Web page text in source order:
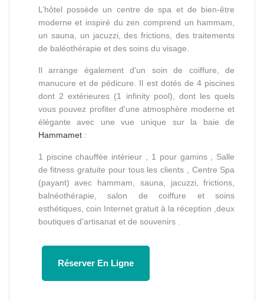
L’hôtel possède un centre de spa et de bien-être
moderne et inspiré du zen comprend un hammam,
un sauna, un jacuzzi, des frictions, des traitements
de baléothérapie et des soins du visage.
Il arrange également d'un soin de coiffure, de
manucure et de pédicure. Il est dotés de 4 piscines
dont 2 extérieures (1 infinity pool), dont les quels
vous pouvez profiter d'une atmosphère moderne et
élégante avec une vue unique sur la baie de
Hammamet :
1 piscine chauffée intérieur , 1 pour gamins , Salle
de fitness gratuite pour tous les clients , Centre Spa
(payant) avec hammam, sauna, jacuzzi, frictions,
balnéothérapie, salon de coiffure et soins
esthétiques, coin Internet gratuit à la réception ,deux
boutiques d’artisanat et de souvenirs .
Réserver En Ligne